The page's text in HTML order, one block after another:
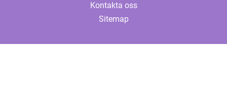
Kontakta oss
Sitemap